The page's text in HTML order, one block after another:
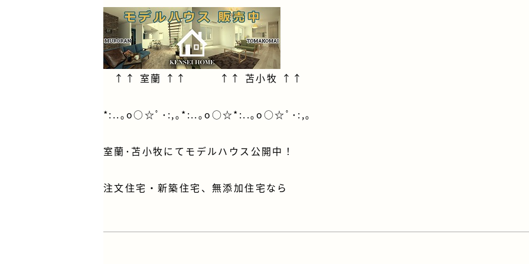
↑↑ 室蘭 ↑↑ ↑↑ 苫小牧 ↑↑
*:..｡o○☆ﾟ･:,｡*:..｡o○☆*:..｡o○☆ﾟ･:,｡
室蘭･苫小牧にてモデルハウス公開中！
注文住宅・新築住宅、無添加住宅なら